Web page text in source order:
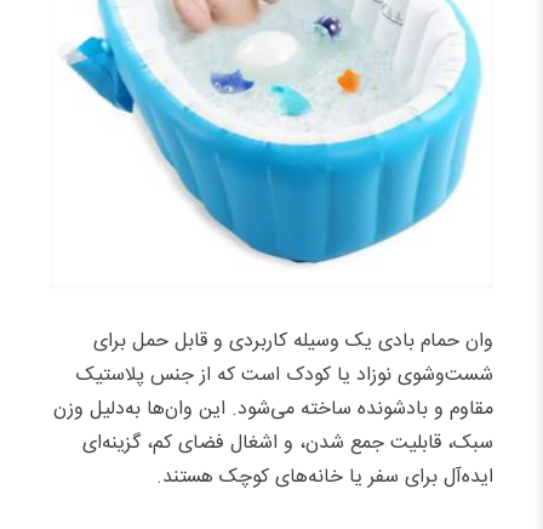
وان حمام بادی یک وسیله کاربردی و قابل حمل برای
شست‌وشوی نوزاد یا کودک است که از جنس پلاستیک
مقاوم و بادشونده ساخته می‌شود. این وان‌ها به‌دلیل وزن
سبک، قابلیت جمع شدن، و اشغال فضای کم، گزینه‌ای
ایده‌آل برای سفر یا خانه‌های کوچک هستند.